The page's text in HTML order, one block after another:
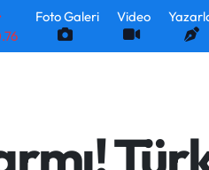
Foto Galeri Video